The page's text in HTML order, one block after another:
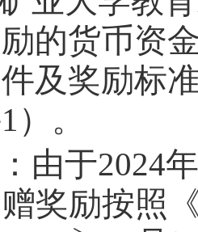
的货币资
及奖励标
1 ）。
：由于2024年
奖励按照